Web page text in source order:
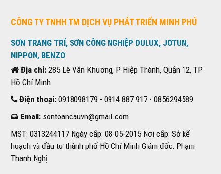
CÔNG TY TNHH TM DỊCH VỤ PHÁT TRIỂN MINH PHÚ
SƠN TRANG TRÍ, SƠN CÔNG NGHIỆP DULUX, JOTUN,
NIPPON, BENZO
Địa chỉ: 285 Lê Văn Khương, P Hiệp Thành, Quận 12, TP
Hồ Chí Minh
Điện thoại: 0918098179 - 0914 887 917 - 0856294589
Email: sontoancauvn@gmail.com
MST: 0313244117 Ngày cấp: 08-05-2015 Nơi cấp: Sở kế
hoạch và đầu tư thành phố Hồ Chí Minh Giám đốc: Phạm
Thanh Nghị